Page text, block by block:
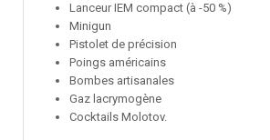
Lanceur IEM compact (à -50 %)
Minigun
Pistolet de précision
Poings américains
Bombes artisanales
Gaz lacrymogène
Cocktails Molotov.